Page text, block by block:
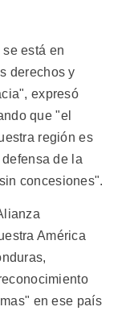
está en
derechos y
expresó
que "el
región es
de la
concesiones".
América
en ese país